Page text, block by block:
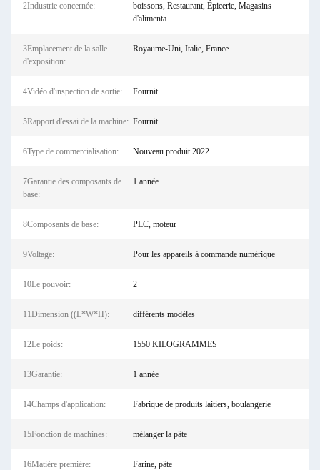
2Industrie concernée:
boissons, Restaurant, Épicerie, Magasins
d'alimenta
3Emplacement de la salle
d'exposition:
Royaume-Uni, Italie, France
4Vidéo d'inspection de sortie: Fournit
5Rapport d'essai de la machine: Fournit
6Type de commercialisation: Nouveau produit 2022
7Garantie des composants de
base:
1 année
8Composants de base: PLC, moteur
9Voltage: Pour les appareils à commande numérique
10Le pouvoir: 2
11Dimension ((L*W*H): différents modèles
12Le poids: 1550 KILOGRAMMES
13Garantie: 1 année
14Champs d'application: Fabrique de produits laitiers, boulangerie
15Fonction de machines: mélanger la pâte
16Matière première: Farine, pâte